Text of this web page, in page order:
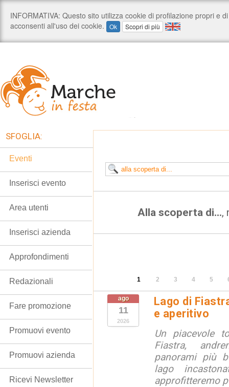
Alla scoperta di...,
1 2 3 4 5
ago
11
2026
Lago di
e aperitivo
Un piacevole
Fiastra,
panorami più
lago
approfitteremo
SFOGLIA:
Eventi
Inserisci evento
Area utenti
Inserisci azienda
Approfondimenti
Redazionali
Fare promozione
Promuovi evento
Promuovi azienda
Ricevi Newsletter